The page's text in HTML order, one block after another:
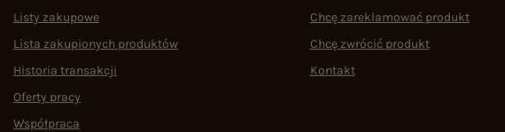
Listy zakupowe
Lista zakupionych produktów
Historia transakcji
Oferty pracy
Współpraca
Chcę zareklamować produkt
Chcę zwrócić produkt
Kontakt